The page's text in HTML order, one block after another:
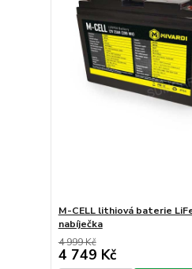
M-CELL lithiová baterie
nabíječka
4 999 Kč
4 749 Kč